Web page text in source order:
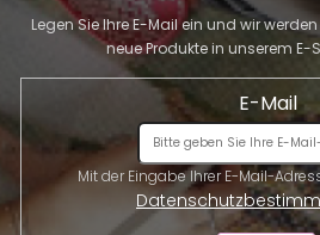
Legen Sie Ihre E-Mail ein und wir
neue Produkte in unserem E-
E-Mail